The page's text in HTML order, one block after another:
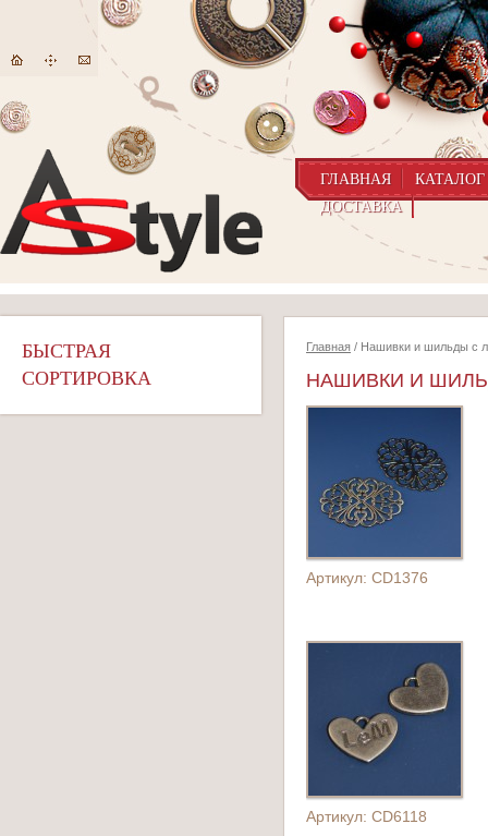
ГЛАВНАЯ
КАТАЛОГ
ДОСТАВКА
БЫСТРАЯ
СОРТИРОВКА
Главная / Нашивки и шильды с
НАШИВКИ И
Артикул: CD1376
Артикул: CD6118